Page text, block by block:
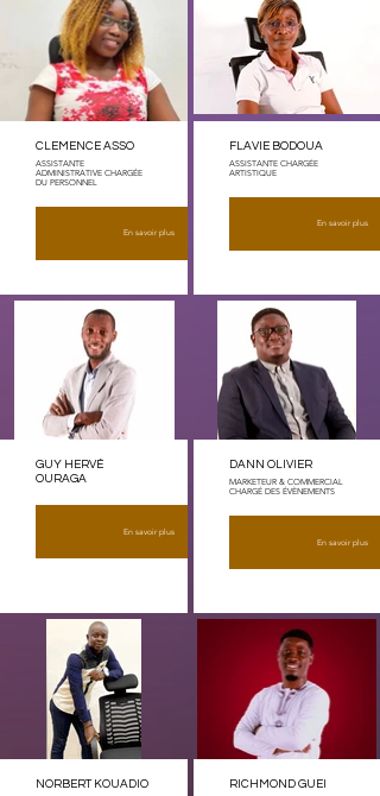
CLEMENCE ASSO
ASSISTANTE
ADMINISTRATIVE CHARGÉE
DU PERSONNEL
En savoir plus
FLAVIE BODOUA
ASSISTANTE CHARGÉE
ARTISTIQUE
En savoir plus
GUY HERVÉ
OURAGA
En savoir plus
DANN OLIVIER
MARKETEUR & COMMERCIAL
CHARGÉ DES ÉVÈNEMENTS
En savoir plus
NORBERT KOUADIO RICHMOND GUEI